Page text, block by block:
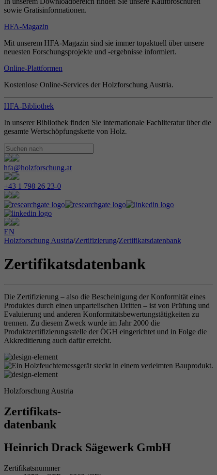
sowie Gratisinformationen.
HFA-Magazin
Mit unserem HFA-Magazin sind sie immer topaktuell über unsere
neuesten Forschungsprojekte und -ergebnisse informiert.
Online-Plattformen
Kostenlose Online-Services der Holzforschung Austria.
HFA-Bibliothek
In unserer Bibliothek finden Sie internationale Fachliteratur über die
gesamte Wertschöpfungskette von Holz.
hfa@holzforschung.at
+43 1 798 26 23-0
EN
Holzforschung Austria/Zertifizierung/Zertifikatsdatenbank
Zertifikatsdatenbank
Die Zertifizierung – also die Bescheinigung der Konformität eines
Produktes durch einen unparteiischen Dritten – ist von Prüfung und
Evaluierung und anderen Konformitätsbewertungstätigkeiten zu
trennen. Zu diesem Zweck wurde im Jahr 2000 die
Produktzertifizierungsstelle der ÖGH eingerichtet und in Folge die
Akkreditierung auch dafür erreicht.
Holzforschung Austria
Zertifikats-
datenbank
Heinrich Drack Sägewerk GmbH
Zertifikatsnummer